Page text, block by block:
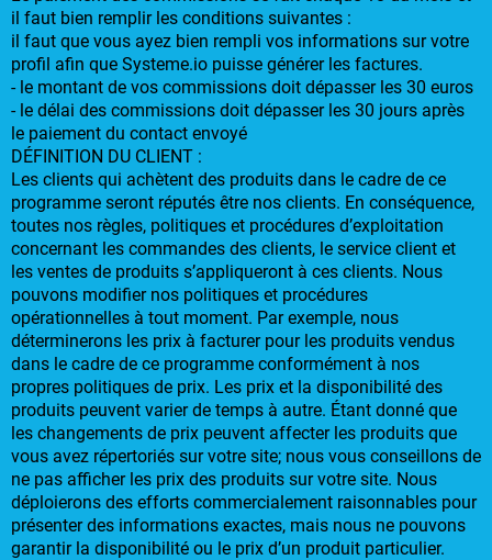
il faut bien remplir les conditions suivantes :
il faut que vous ayez bien rempli vos informations sur votre
profil afin que Systeme.io puisse générer les factures.
- le montant de vos commissions doit dépasser les 30 euros
- le délai des commissions doit dépasser les 30 jours après
le paiement du contact envoyé
DÉFINITION DU CLIENT :
Les clients qui achètent des produits dans le cadre de ce
programme seront réputés être nos clients. En conséquence,
toutes nos règles, politiques et procédures d’exploitation
concernant les commandes des clients, le service client et
les ventes de produits s’appliqueront à ces clients. Nous
pouvons modifier nos politiques et procédures
opérationnelles à tout moment. Par exemple, nous
déterminerons les prix à facturer pour les produits vendus
dans le cadre de ce programme conformément à nos
propres politiques de prix. Les prix et la disponibilité des
produits peuvent varier de temps à autre. Étant donné que
les changements de prix peuvent affecter les produits que
vous avez répertoriés sur votre site; nous vous conseillons de
ne pas afficher les prix des produits sur votre site. Nous
déploierons des efforts commercialement raisonnables pour
présenter des informations exactes, mais nous ne pouvons
garantir la disponibilité ou le prix d’un produit particulier.